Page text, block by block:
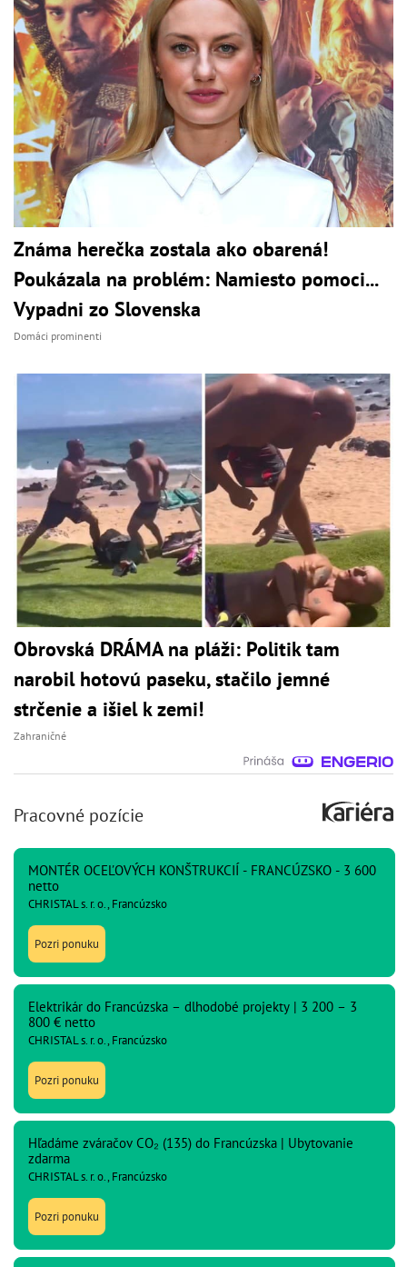
Známa herečka zostala ako obarená!
Poukázala na problém: Namiesto pomoci...
Vypadni zo Slovenska
Domáci prominenti
Obrovská DRÁMA na pláži: Politik tam
narobil hotovú paseku, stačilo jemné
strčenie a išiel k zemi!
Zahraničné
Pracovné pozície
MONTÉR OCEĽOVÝCH KONŠTRUKCIÍ - FRANCÚZSKO - 3 600
netto
CHRISTAL s. r. o., Francúzsko
Pozri ponuku
Elektrikár do Francúzska – dlhodobé projekty | 3 200 – 3
800 € netto
CHRISTAL s. r. o., Francúzsko
Pozri ponuku
Hľadáme zváračov CO₂ (135) do Francúzska | Ubytovanie
zdarma
CHRISTAL s. r. o., Francúzsko
Pozri ponuku